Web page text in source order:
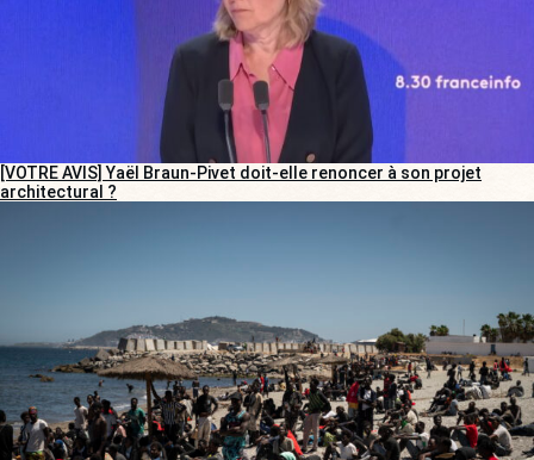
[VOTRE AVIS] Yaël Braun-Pivet doit-elle renoncer à son projet
architectural ?